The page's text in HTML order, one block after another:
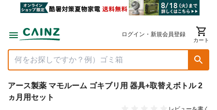
ログイン・新規会員登録
カート
アース製薬 マモルーム ゴキブリ用 器具+取替えボトル 2
ヵ月用セット